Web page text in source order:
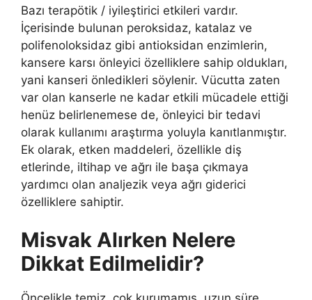
Bazı terapötik / iyileştirici etkileri vardır.
İçerisinde bulunan peroksidaz, katalaz ve
polifenoloksidaz gibi antioksidan enzimlerin,
kansere karsı önleyici özelliklere sahip oldukları,
yani kanseri önledikleri söylenir. Vücutta zaten
var olan kanserle ne kadar etkili mücadele ettiği
henüz belirlenemese de, önleyici bir tedavi
olarak kullanımı araştırma yoluyla kanıtlanmıştır.
Ek olarak, etken maddeleri, özellikle diş
etlerinde, iltihap ve ağrı ile başa çıkmaya
yardımcı olan analjezik veya ağrı giderici
özelliklere sahiptir.
Misvak Alırken Nelere
Dikkat Edilmelidir?